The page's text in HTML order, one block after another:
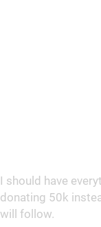
I should have
donating 50k
will follow.